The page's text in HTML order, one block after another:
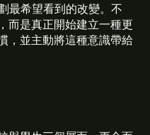
最希望看到的改變。不
而是真正開始建立一種更
，並主動將這種意識帶給